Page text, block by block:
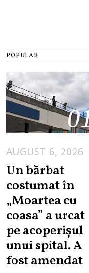
POPULAR
AUGUST 6, 2026
Un bărbat
costumat în
„Moartea cu
coasa” a urcat
pe acoperișul
unui spital. A
fost amendat